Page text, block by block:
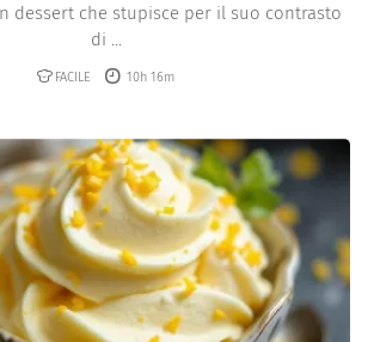
dessert che stupisce per il suo contrasto
di ...
FACILE 10h 16m